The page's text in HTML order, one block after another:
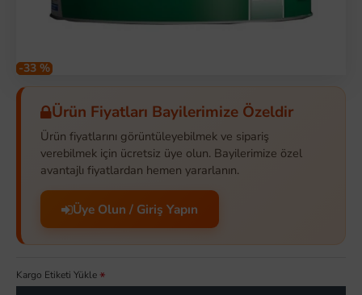
-33 %
Ürün Fiyatları Bayilerimize Özeldir
Ürün fiyatlarını görüntüleyebilmek ve sipariş
verebilmek için ücretsiz üye olun. Bayilerimize özel
avantajlı fiyatlardan hemen yararlanın.
Üye Olun / Giriş Yapın
Kargo Etiketi Yükle